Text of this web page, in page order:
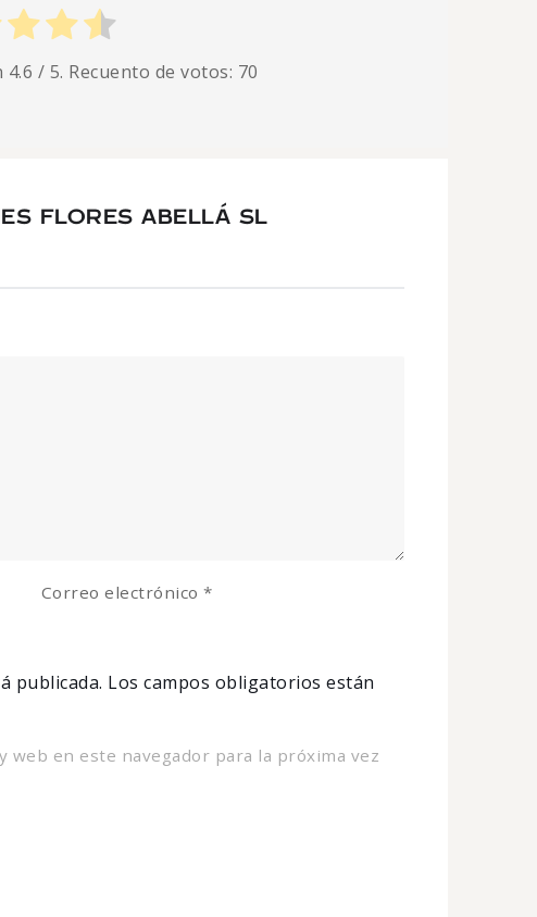
4.6 / 5. Recuento de votos: 70
FLORES ABELLÁ SL
publicada. Los campos obligatorios están
Correo electrónico*
en este navegador para la próxima vez